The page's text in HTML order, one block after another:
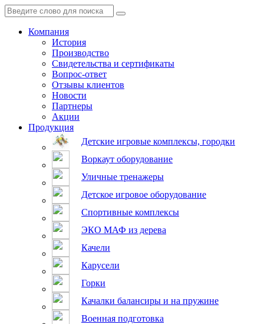
Компания
История
Производство
Свидетельства и сертификаты
Вопрос-ответ
Отзывы клиентов
Новости
Партнеры
Акции
Продукция
Детские игровые комплексы, городки
Воркаут оборудование
Уличные тренажеры
Детское игровое оборудование
Спортивные комплексы
ЭКО МАФ из дерева
Качели
Карусели
Горки
Качалки балансиры и на пружине
Военная подготовка